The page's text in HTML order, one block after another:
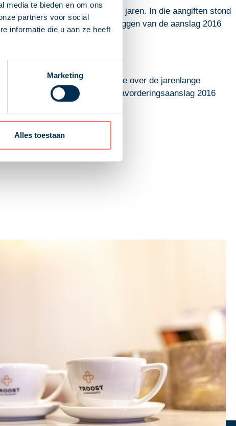
media te bieden en om ons
partners voor social
informatie die u aan ze heeft
Marketing
Alles toestaan
de aangiften van voorgaande jaren. In die aangiften stond
Hij had vóór het opleggen van de aanslag 2016
uit.
bevatte dezelfde informatie over de jarenlange
en de aangiften niet. De navorderingsaanslag 2016
startte.